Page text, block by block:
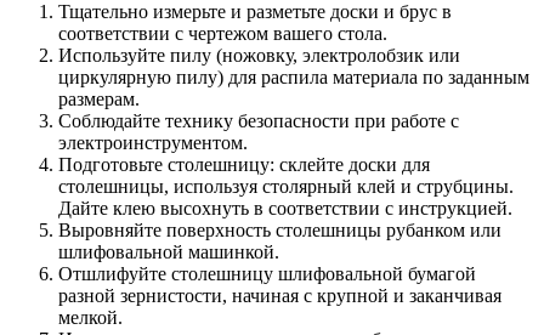
Тщательно измерьте и разметьте доски и брус в
соответствии с чертежом вашего стола.
Используйте пилу (ножовку, электролобзик или
циркулярную пилу) для распила материала по заданным
размерам.
Соблюдайте технику безопасности при работе с
электроинструментом.
Подготовьте столешницу: склейте доски для
столешницы, используя столярный клей и струбцины.
Дайте клею высохнуть в соответствии с инструкцией.
Выровняйте поверхность столешницы рубанком или
шлифовальной машинкой.
Отшлифуйте столешницу шлифовальной бумагой
разной зернистости, начиная с крупной и заканчивая
мелкой.